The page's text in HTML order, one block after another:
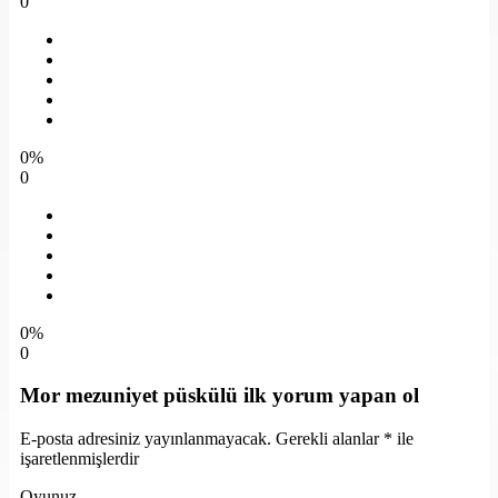
0%
0
0%
0
Mor mezuniyet püskülü ilk yorum yapan ol
E-posta adresiniz yayınlanmayacak. Gerekli alanlar * ile
işaretlenmişlerdir